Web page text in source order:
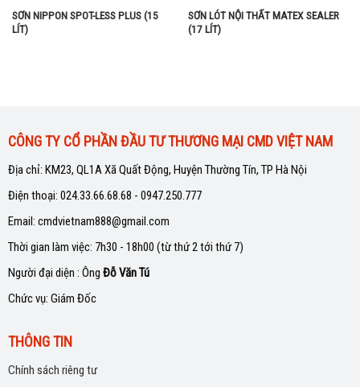
SƠN NIPPON SPOT-LESS PLUS (15
LÍT)
SƠN LÓT NỘI THẤT MATEX SEALER
(17 LÍT)
CÔNG TY CỔ PHẦN ĐẦU TƯ THƯƠNG MẠI CMD VIỆT NAM
Địa chỉ: KM23, QL1A Xã Quất Động, Huyện Thường Tín, TP Hà Nội
Điện thoại: 024.33.66.68.68 - 0947.250.777
Email: cmdvietnam888@gmail.com
Thời gian làm việc: 7h30 - 18h00 (từ thứ 2 tới thứ 7)
Người đại diện : Ông Đỗ Văn Tú
Chức vụ: Giám Đốc
THÔNG TIN
Chính sách riêng tư